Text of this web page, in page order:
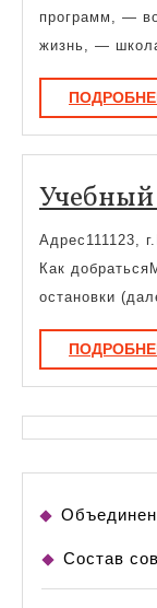
программ, —
жизнь, —
Учебный
Адрес111123,
Как
остановки
Состав